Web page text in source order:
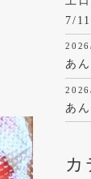
7/
あ
あ
カ